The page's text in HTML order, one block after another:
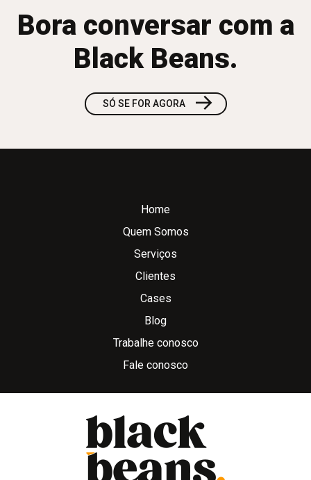
Bora conversar com a
Black Beans.
SÓ SE FOR AGORA →
Home
Quem Somos
Serviços
Clientes
Cases
Blog
Trabalhe conosco
Fale conosco